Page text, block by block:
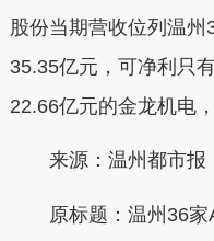
股份当期营收位列温
35.35亿元，可净利只
22.66亿元的金龙机电
来源：温州都市报
原标题：温州36家A